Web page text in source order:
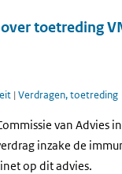
over toetreding
| Verdragen, toetreding
van Advies
inzake de
op dit advies.